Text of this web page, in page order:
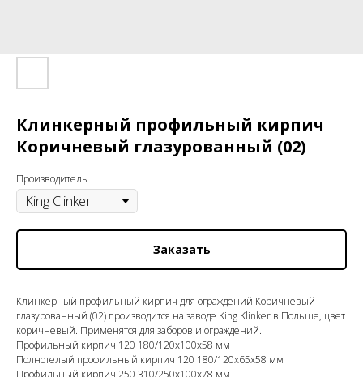
Клинкерный профильный кирпич
Коричневый глазурованный (02)
Производитель
Заказать
Клинкерный профильный кирпич для ограждений Коричневый
глазурованный (02) производится на заводе King Klinker в Польше, цвет
коричневый. Применятся для заборов и ограждений.
Профильный кирпич 120 180/120x100x58 мм
Полнотелый профильный кирпич 120 180/120x65x58 мм
Профильный кирпич 250 310/250x100x78 мм